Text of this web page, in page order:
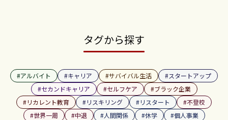
タグから探す
#アルバイト #キャリア #サバイバル生活 #スタートアップ
#セカンドキャリア #セルフケア #ブラック企業
#リカレント教育 #リスキリング #リスタート #不登校
#世界一周 #中退 #人間関係 #休学 #個人事業